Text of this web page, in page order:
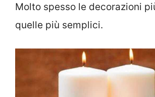
Molto spesso le decorazioni
quelle più semplici.